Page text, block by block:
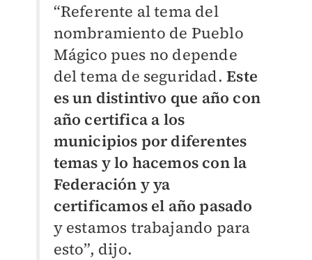
“Referente al tema del
nombramiento de Pueblo
Mágico pues no depende
del tema de seguridad.Este
es un distintivo que año con
año certifica a los
municipios por diferentes
temas y lo hacemos con la
Federación y ya
certificamos el año pasado
y estamos trabajando para
esto”, dijo.